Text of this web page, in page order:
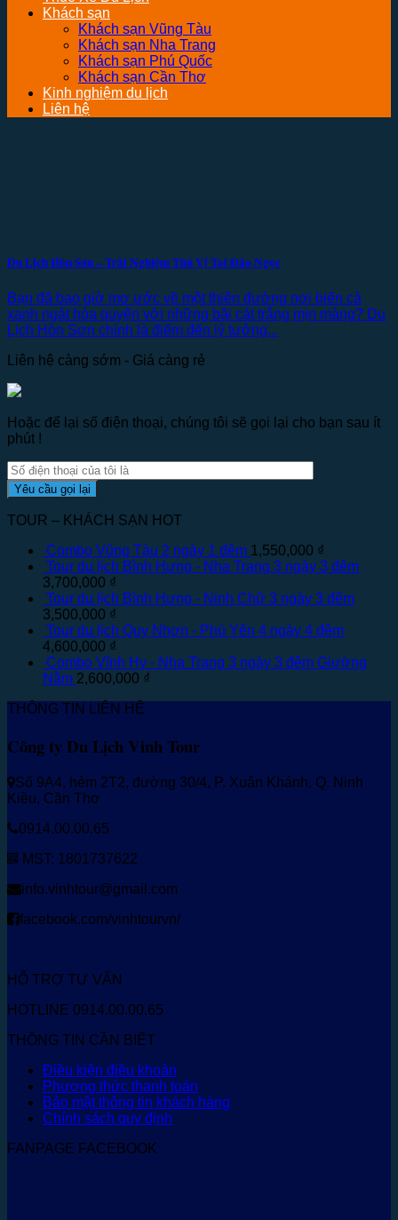
Khách sạn
Khách sạn Vũng Tàu
Khách sạn Nha Trang
Khách sạn Phú Quốc
Khách sạn Cần Thơ
Kinh nghiệm du lịch
Liên hệ
Du Lịch Hòn Sơn – Trải Nghiệm Thú Vị Tại Đảo Ngọc
Bạn đã bao giờ mơ ước về một thiên đường nơi biển cả
xanh ngát hòa quyện với những bãi cát trắng mịn màng? Du
Lịch Hòn Sơn chính là điểm đến lý tưởng...
Liên hệ càng sớm - Giá càng rẻ
Hoặc để lại số điện thoại, chúng tôi sẽ gọi lại cho bạn sau ít
phút !
TOUR – KHÁCH SẠN HOT
Combo Vũng Tàu 2 ngày 1 đêm 1,550,000 ₫
Tour du lịch Bình Hưng - Nha Trang 3 ngày 3 đêm
3,700,000 ₫
Tour du lịch Bình Hưng - Ninh Chữ 3 ngày 3 đêm
3,500,000 ₫
Tour du lịch Quy Nhơn - Phú Yên 4 ngày 4 đêm
4,600,000 ₫
Combo Vĩnh Hy - Nha Trang 3 ngày 3 đêm Giường
Nằm 2,600,000 ₫
THÔNG TIN LIÊN HỆ
Công ty Du Lịch Vinh Tour
Số 9A4, hẻm 2T2, đường 30/4, P. Xuân Khánh, Q. Ninh
Kiều, Cần Thơ
0914.00.00.65
MST: 1801737622
info.vinhtour@gmail.com
facebook.com/vinhtourvn/
HỖ TRỢ TƯ VẤN
HOTLINE 0914.00.00.65
THÔNG TIN CẦN BIẾT
Điều kiện điều khoản
Phương thức thanh toán
Bảo mật thông tin khách hàng
Chính sách quy định
FANPAGE FACEBOOK